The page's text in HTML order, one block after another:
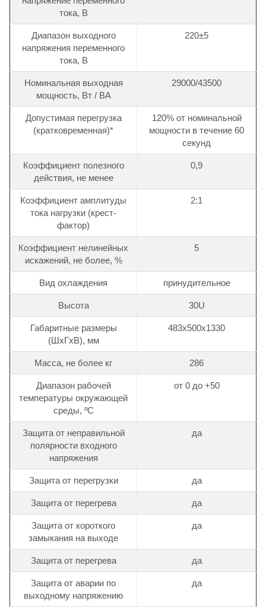
тока, В
Диапазон выходного
напряжения переменного
тока, В
220±5
Номинальная выходная
мощность, Вт / ВА
29000/43500
Допустимая перегрузка
(кратковременная)*
120% от номинальной
мощности в течение 60
секунд
Коэффициент полезного
действия, не менее
0,9
Коэффициент амплитуды
тока нагрузки (крест-
фактор)
2:1
Коэффициент нелинейных
искажений, не более, %
5
Вид охлаждения принудительное
Высота 30U
Габаритные размеры
(ШхГхВ), мм
483х500х1330
Масса, не более кг 286
Диапазон рабочей
температуры окружающей
среды, ºС
от 0 до +50
Защита от неправильной
полярности входного
напряжения
да
Защита от перегрузки да
Защита от перегрева да
Защита от короткого
замыкания на выходе
да
Защита от перегрева да
Защита от аварии по
выходному напряжению
да